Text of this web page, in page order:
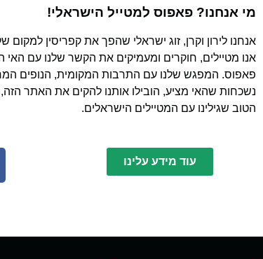
מי אנחנו? פאפוס למטייל הישראלי!
אנחנו לירון וקרן, זוג ישראלי שהפך את קפריסין
אנו מטיילים, חוקרים ומעמיקים את הקשר שלנו עם האי
פאפוס. המפגש שלנו עם התרבות המקומית, הנופים
נשכחות שהאי מציע, הובילו אותנו להקים את האתר
הטוב שגילינו עם המטיילים הישראלים.
עוד מידע עלינו